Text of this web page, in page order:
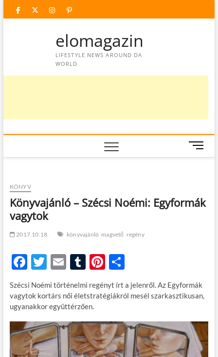
facebooktwitter
instagram
googleplus
pinterest
elomagazin
LIFESTYLE NEWS AROUND DA
WORLD
M
e
u
t
KÖNYV
Könyvajánló – Szécsi Noémi: Egyformák
vagytok
2017.10.18. könyvajánló magvető regény
F
ac
e
b
o
o
T
w
itt
er
E
m
ail
T
u
m
bl
r
Pi
nt
er
t
O
ss
za
e
g
Szécsi Noémi történelmi regényt írt a jelenről. Az Egyformák
vagytok kortárs női életstratégiákról mesél szarkasztikusan,
ugyanakkor együttérzően.